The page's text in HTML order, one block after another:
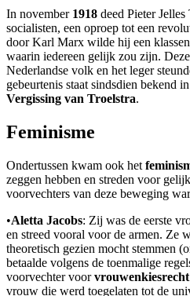
In november 1918 deed Pieter
socialisten, een oproep tot een
door Karl Marx wilde hij een
waarin iedereen gelijk zou zijn.
Nederlandse volk en het leger
gebeurtenis staat sindsdien bekend
Vergissing van Troelstra.
Feminisme
Ondertussen kwam ook het
zeggen hebben en streden voor
voorvechters van deze beweging
•Aletta Jacobs: Zij was de eerste
en streed vooral voor de armen. Ze
theoretisch gezien mocht stemmen
betaalde volgens de toenmalige
voorvechter voorvrouwenkiesrecht
vrouw die werd toegelaten tot de